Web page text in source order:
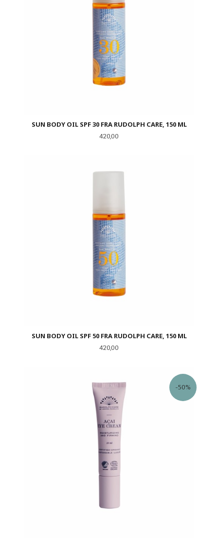
SUN BODY OIL SPF 30 FRA RUDOLPH CARE, 150 ML
Pris
420,00
SUN BODY OIL SPF 50 FRA RUDOLPH CARE, 150 ML
Pris
420,00
-50%